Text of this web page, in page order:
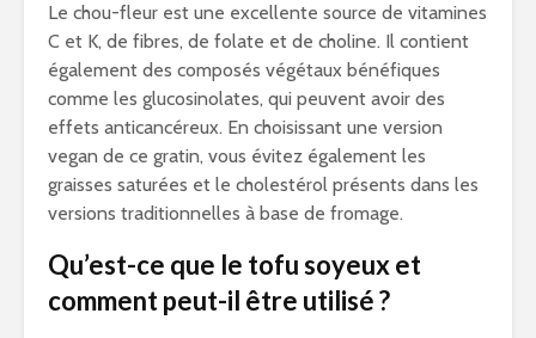
Le chou-fleur est une excellente source de vitamines
C et K, de fibres, de folate et de choline. Il contient
également des composés végétaux bénéfiques
comme les glucosinolates, qui peuvent avoir des
effets anticancéreux. En choisissant une version
vegan de ce gratin, vous évitez également les
graisses saturées et le cholestérol présents dans les
versions traditionnelles à base de fromage.
Qu’est-ce que le tofu soyeux et
comment peut-il être utilisé ?